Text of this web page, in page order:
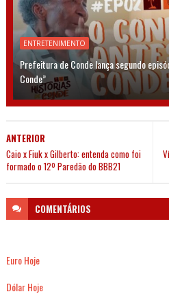
ENTRETENIMENTO
Prefeitura de Conde lança segundo
Conde”
ANTERIOR
Caio x Fiuk x Gilberto: entenda como foi
formado o 12º Paredão do BBB21
COMENTÁRIOS
Euro Hoje
Dólar Hoje